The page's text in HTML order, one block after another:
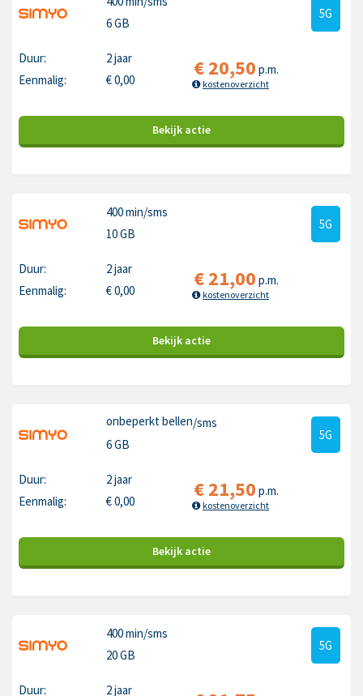
6 GB
5G
Duur:
2 jaar
Eenmalig:
€0,00 €20,50 p.m.
kostenoverzicht
Bekijk actie
400 min/sms
10 GB
5G
Duur:
2 jaar
Eenmalig:
€0,00 €21,00 p.m.
kostenoverzicht
Bekijk actie
onbeperkt bellen/sms
6 GB
5G
Duur:
2 jaar
Eenmalig:
€0,00 €21,50 p.m.
kostenoverzicht
Bekijk actie
400 min/sms
20 GB
5G
Duur: 2 jaar